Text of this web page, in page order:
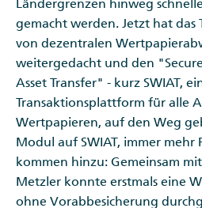
Ländergrenzen hinweg
gemacht werden. Jetzt hat das
von dezentralen
weitergedacht und den
Asset Transfer" - kurz SWIAT,
Transaktionsplattform für alle
Wertpapieren, auf den Weg
Modul auf SWIAT, immer
kommen hinzu: Gemeinsam
Metzler konnte erstmals eine
ohne Vorabbesicherung